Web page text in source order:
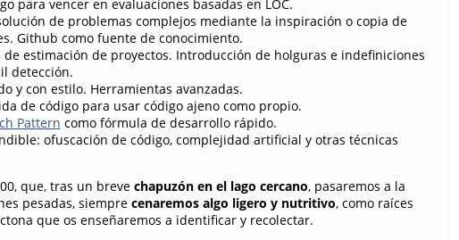
para vencer en evaluaciones basadas en LOC.
de problemas complejos mediante la inspiración o copia de
Github como fuente de conocimiento.
de estimación de proyectos. Introducción de holguras e indefiniciones
detección.
y con estilo. Herramientas avanzadas.
de código para usar código ajeno como propio.
Pattern como fórmula de desarrollo rápido.
ofuscación de código, complejidad artificial y otras técnicas
que, tras un breve chapuzón en el lago cercano, pasaremos a la
pesadas, siempre cenaremos algo ligero y nutritivo, como raíces
que os enseñaremos a identificar y recolectar.